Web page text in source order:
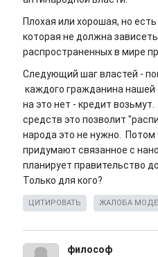
Плохая или хорошая, но
которая не должна
распространенных в мире
Следующий шаг властей -
каждого гражданина
на это нет - кредит
средств это позволит
народа это не нужно. Потом
придумают связанное с
планирует правительство
Только для кого?
ЦИТИРОВАТЬ ЖАЛОБА
философ